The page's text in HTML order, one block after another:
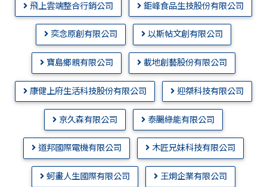
飛上雲端整合行銷公司 鉅峰食品生技股份有限公司
奕念原創有限公司 以斯帖文創有限公司
寶島鄉親有限公司 載地創藝股份有限公司
康健上府生活科技股份有限公司 迎桀科技有限公司
京久森有限公司 泰颺綠能有限公司
道邦國際電機有限公司 木匠兄妹科技有限公司
蚵畫人生國際有限公司 王炯企業有限公司